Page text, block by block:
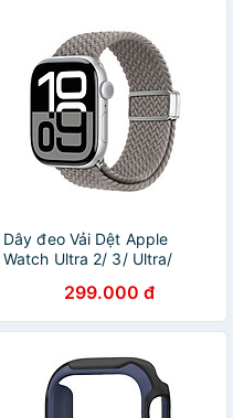
Dây đeo Vải Dệt Apple
Watch Ultra 2/ 3/ Ultra/
Ducis Mixture Ultra, thoáng
khí, chạy bộ_ Hàng chính
hãng
299.000 đ